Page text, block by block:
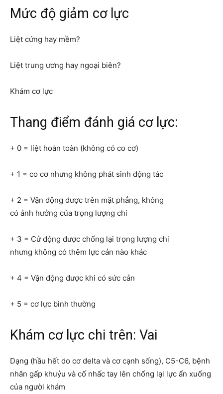
Mức độ giảm cơ lực
Liệt cứng hay mềm?
Liệt trung ương hay ngoại biên?
Khám cơ lực
Thang điểm đánh giá cơ lực:
+ 0 = liệt hoàn toàn (không có co cơ)
+ 1 = co cơ nhưng không phát sinh động tác
+ 2 = Vận động được trên mặt phẳng, không
có ảnh hưởng của trọng lượng chi
+ 3 = Cử động được chống lại trọng lượng chi
nhưng không có thêm lực cản nào khác
+ 4 = Vận động được khi có sức cản
+ 5 = cơ lực bình thường
Khám cơ lực chi trên: Vai
Dạng (hầu hết do cơ delta và cơ cạnh sống), C5-C6, bệnh
nhân gấp khuỷu và cố nhấc tay lên chống lại lực ấn xuống
của người khám